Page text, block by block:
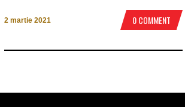
2 martie 2021 0 COMMENT